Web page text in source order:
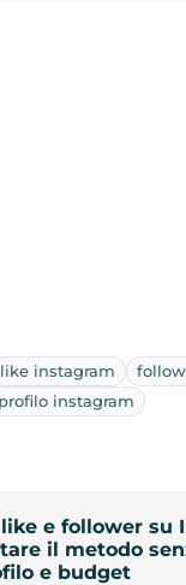
like instagram
instagram
e follower su
il metodo
e budget